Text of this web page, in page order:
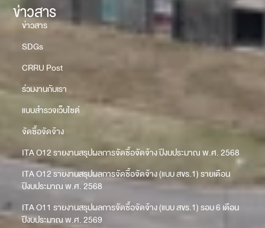
ข่าวสาร
ข่าวสาร
SDGs
CRRU Post
ร่วมงานกับเรา
แบบสำรวจเว็บไซต์
จัดซื้อจัดจ้าง
ITA O12 รายงานสรุปผลการจัดซื้อจัดจ้าง ปีงบประมาณ พ.ศ. 2568
ITA O12 รายงานสรุปผลการจัดซื้อจัดจ้าง (แบบ สขร.1) รายเดือน
ปีงบประมาณ พ.ศ. 2568
ITA O11 รายงานสรุปผลการจัดซื้อจัดจ้าง (แบบ สขร.1) รอบ 6 เดือน
ปีงบประมาณ พ.ศ. 2569